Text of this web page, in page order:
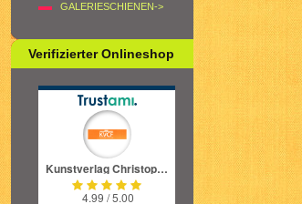
GALERIESCHIENEN->
Verifizierter Onlineshop